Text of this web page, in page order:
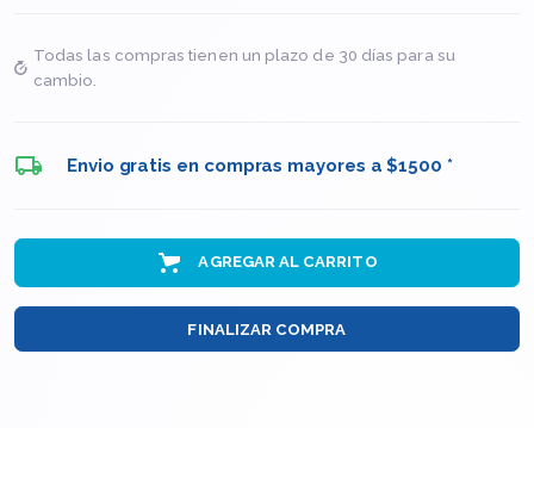
Todas las compras tienen un plazo de 30 días para su
cambio.
Envio gratis en compras mayores a $1500 *
AGREGAR AL CARRITO
FINALIZAR COMPRA